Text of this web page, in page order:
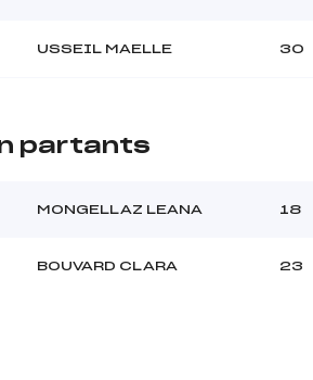
USSEIL MAELLE 30
partants
MONGELLAZ LEANA 18
BOUVARD CLARA 23